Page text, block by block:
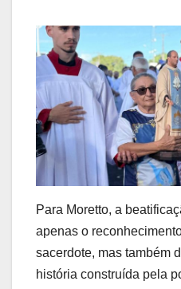
Para Moretto, a
apenas o
sacerdote, mas também
história construída pela